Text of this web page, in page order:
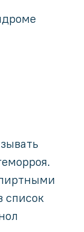
список